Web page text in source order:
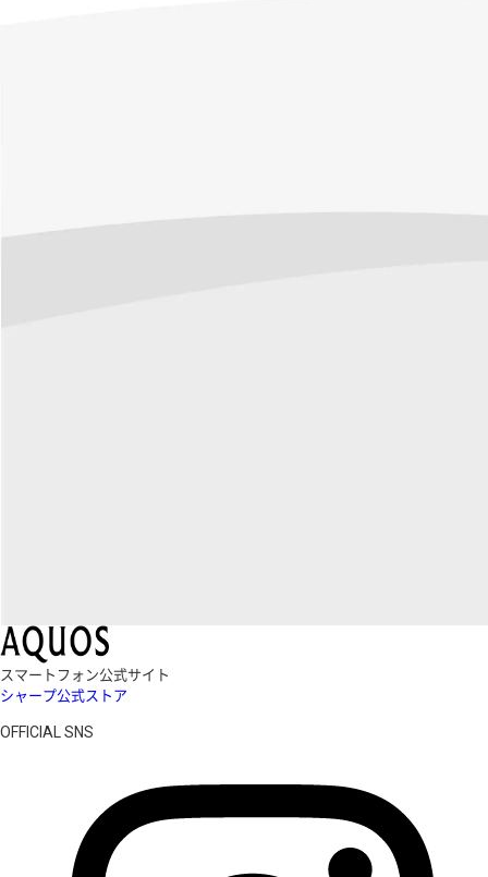
スマートフォン公式サイト
シャープ公式ストア
OFFICIAL SNS